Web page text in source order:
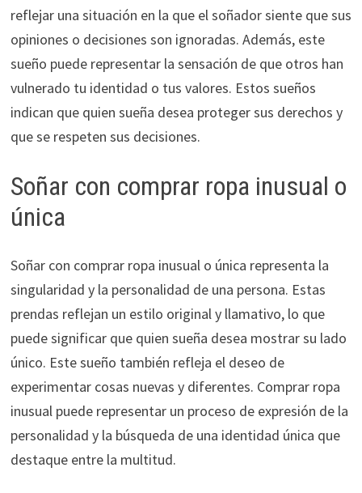
reflejar una situación en la que el soñador siente que sus
opiniones o decisiones son ignoradas. Además, este
sueño puede representar la sensación de que otros han
vulnerado tu identidad o tus valores. Estos sueños
indican que quien sueña desea proteger sus derechos y
que se respeten sus decisiones.
Soñar con comprar ropa inusual o
única
Soñar con comprar ropa inusual o única representa la
singularidad y la personalidad de una persona. Estas
prendas reflejan un estilo original y llamativo, lo que
puede significar que quien sueña desea mostrar su lado
único. Este sueño también refleja el deseo de
experimentar cosas nuevas y diferentes. Comprar ropa
inusual puede representar un proceso de expresión de la
personalidad y la búsqueda de una identidad única que
destaque entre la multitud.